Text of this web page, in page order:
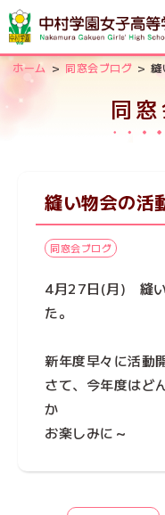
ホーム > 同窓会ブログ > 縫
同
縫い物会の活
同窓会ブログ
4月27日(月) 縫い
た。
新年度早々に活動
さて、今年度はど
か
お楽しみに～